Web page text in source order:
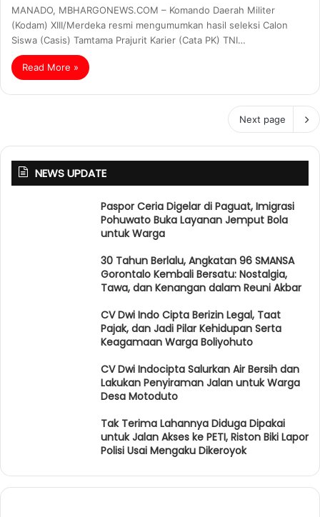
MANADO, MBHARGONEWS.COM – Komando Daerah Militer
(Kodam) XIII/Merdeka resmi mengumumkan hasil seleksi Calon
Siswa (Casis) Tamtama Prajurit Karier (Cata PK) TNI…
Read More »
Next page
NEWS UPDATE
Paspor Ceria Digelar di Paguat, Imigrasi
Pohuwato Buka Layanan Jemput Bola
untuk Warga
30 Tahun Berlalu, Angkatan 96 SMANSA
Gorontalo Kembali Bersatu: Nostalgia,
Tawa, dan Kenangan dalam Reuni Akbar
CV Dwi Indo Cipta Berizin Legal, Taat
Pajak, dan Jadi Pilar Kehidupan Serta
Keagamaan Warga Boliyohuto
CV Dwi Indocipta Salurkan Air Bersih dan
Lakukan Penyiraman Jalan untuk Warga
Desa Motoduto
Tak Terima Lahannya Diduga Dipakai
untuk Jalan Akses ke PETI, Riston Biki Lapor
Polisi Usai Mengaku Dikeroyok